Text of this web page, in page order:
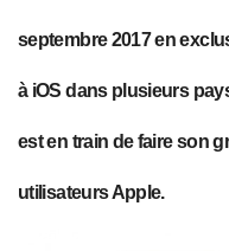
septembre 2017 en
à iOS dans plusieurs
est en train de faire son
utilisateurs Apple.